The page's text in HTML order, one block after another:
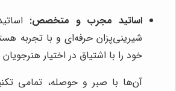
اساتید مجرب و متخصص:
شیرینی‌پزان حرفه‌ای و با تجربه
خود را با اشتیاق در اختیار
آن‌ها با صبر و حوصله، تمامی